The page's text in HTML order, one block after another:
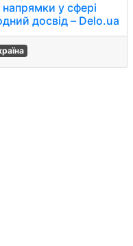
у сфері
досвід – Delo.ua